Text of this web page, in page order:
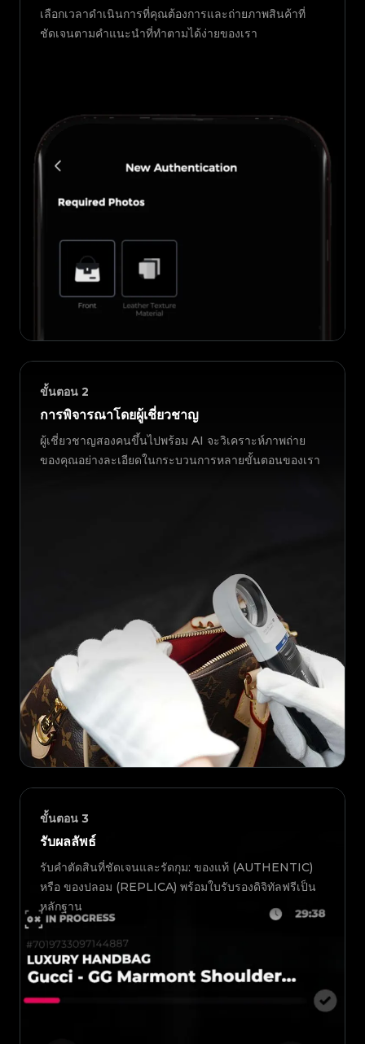
เลือกเวลาดำเนินการที่คุณต้องการและถ่ายภาพสินค้าที่
ชัดเจนตามคำแนะนำที่ทำตามได้ง่ายของเรา
ขั้นตอน 2
การพิจารณาโดยผู้เชี่ยวชาญ
ผู้เชี่ยวชาญสองคนขึ้นไปพร้อม AI จะวิเคราะห์ภาพถ่าย
ของคุณอย่างละเอียดในกระบวนการหลายขั้นตอนของเรา
ขั้นตอน 3
รับผลลัพธ์
รับคำตัดสินที่ชัดเจนและรัดกุม: ของแท้ (AUTHENTIC)
หรือ ของปลอม (REPLICA) พร้อมใบรับรองดิจิทัลฟรีเป็น
หลักฐาน